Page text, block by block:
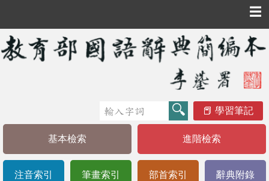
☰
學習筆記
基本檢索 進階檢索
注音索引 筆畫索引 部首索引 辭典附錄